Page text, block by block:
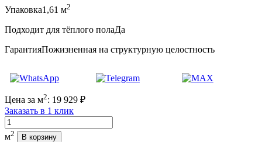
Упаковка1,61 м2
Подходит для тёплого полаДа
ГарантияПожизненная на структурную целостность
Цена за м2: 19 929 ₽
Заказать в 1 клик
Количество
м2 В корзину